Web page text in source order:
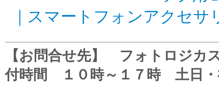
スマートフォンアクセサ
【お問合せ先】 フォトロジ
付時間 １０時～１７時 土日・